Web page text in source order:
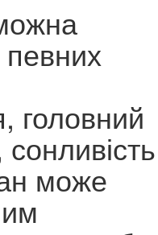
певних
головний
сонливість
може